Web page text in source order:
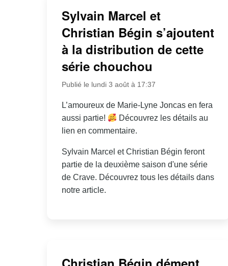
Sylvain Marcel et
Christian Bégin s’ajoutent
à la distribution de cette
série chouchou
Publié le lundi 3 août à 17:37
L’amoureux de Marie-Lyne Joncas en fera
aussi partie!
Découvrez les détails au
lien en commentaire.
Sylvain Marcel et Christian Bégin feront
partie de la deuxième saison d'une série
de Crave. Découvrez tous les détails dans
notre article.